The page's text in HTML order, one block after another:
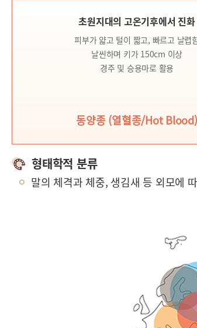
초원지대의 고온기후에서 진화
피부가 얇고 털이 짧고, 빠르고 날렵
날씬하며 키가 150cm 이상
경주 및 승용마로 활용
동양종 (열혈종/Hot Blood)
형태학적 분류
말의 체격과 체중, 생김새 등 외모에